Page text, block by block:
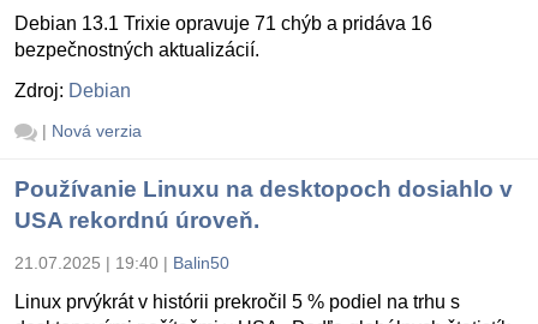
Debian 13.1 Trixie opravuje 71 chýb a pridáva 16
bezpečnostných aktualizácií.
Zdroj: Debian
| Nová verzia
Používanie Linuxu na desktopoch dosiahlo v
USA rekordnú úroveň.
21.07.2025 | 19:40 | Balin50
Linux prvýkrát v histórii prekročil 5 % podiel na trhu s